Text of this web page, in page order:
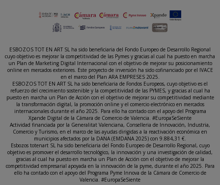
ESBOZOS TOT EN ART SL ha sido beneficiaria del Fondo Europeo de Desarrollo Regional
cuyo objetivo es mejorar la competitividad de las Pymes y gracias al cual ha puesto en marcha
un Plan de Marketing Digital Internacional con el objetivo de mejorar su posicionamiento
online en mercados exteriores. Este proyecto de inversión ha sido cofinanciado por el IVACE
en el marco del Plan ARA EMPRESES 2025.
ESBOZOS TOT EN ART SL ha sido beneficiaria de Fondos Europeos, cuyo objetivo es el
refuerzo del crecimiento sostenible y la competitividad de las PYMES, y gracias al cual ha
puesto en marcha un Plan de Acción con el objetivo de mejorar su competitividad mediante
la transformación digital, la promoción online y el comercio electrónico en mercados
internacionales durante el año 2025. Para ello ha contado con el apoyo del Programa
Xpande Digital de la Cámara de Comercio de Valencia. #EuropaSeSiente
Actividad financiada por la Generalitat Valenciana, Conselleria de Innovación, Industria,
Comercio y Turismo, en el marco de las ayudas dirigidas a la reactivación económica en
municipios afectados por la DANA (EMDANA 2025) con 9.884,31 €.
Esbozos totenart SL ha sido beneficiaria del Fondo Europeo de Desarrollo Regional, cuyo
objetivo es promover el desarrollo tecnológico, la innovación y una investigación de calidad,
gracias al cual ha puesto en marcha un Plan de Acción con el objetivo de mejorar la
competitividad empresarial apoyada en la innovación de la pyme, durante el año 2025. Para
ello ha contado con el apoyo del Programa Pyme Innova de la Cámara de Comercio de
Valencia. #EuropaSeSiente